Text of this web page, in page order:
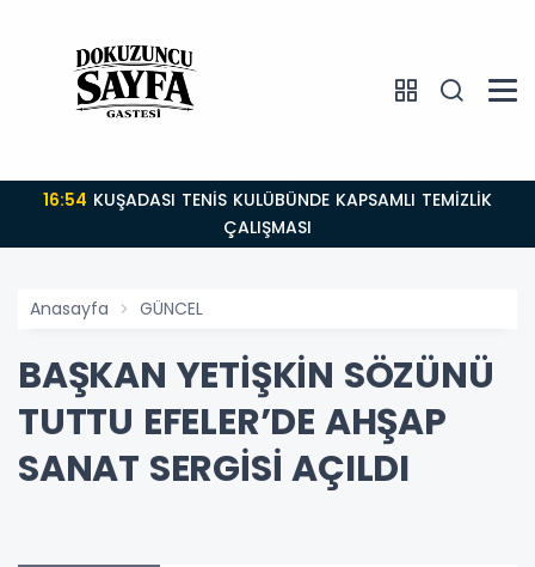
16:54
ÇALIŞMASI
Anasayfa GÜNCEL
BAŞKAN YETİŞKİN SÖZÜNÜ
TUTTU EFELER’DE AHŞAP
SANAT SERGİSİ AÇILDI